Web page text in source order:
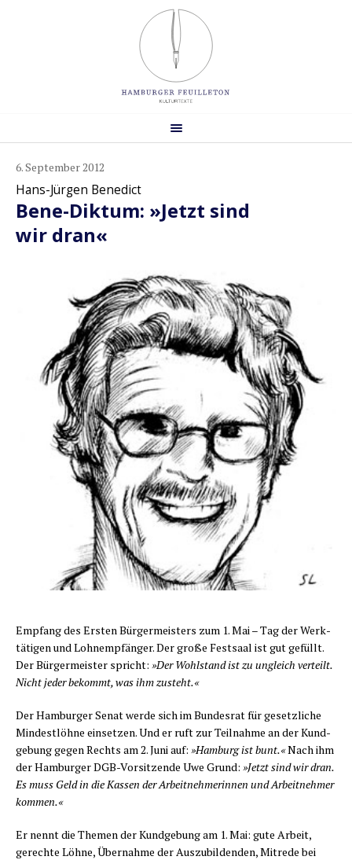
6. September 2012
Hans-Jürgen Benedict
Bene-Diktum: »Jetzt sind
wir dran«
Empfang des Ers­ten Bür­ger­meis­ters zum 1. Mai – Tag der Werk­
tä­ti­gen und Lohn­emp­fän­ger. Der gro­ße Fest­saal ist gut gefüllt.
Der Bür­ger­meis­ter spricht: »Der Wohl­stand ist zu ungleich ver­teilt.
Nicht jeder bekommt, was ihm zusteht.«
Der Ham­bur­ger Senat wer­de sich im Bun­des­rat für gesetz­li­che
Min­dest­löh­ne ein­set­zen. Und er ruft zur Teil­nah­me an der Kund­
ge­bung gegen Rechts am 2. Juni auf: »Ham­burg ist bunt.«Nach ihm
der Ham­bur­ger DGB-Vor­sit­zen­de Uwe Grund: »Jetzt sind wir dran.
Es muss Geld in die Kas­sen der Arbeit­neh­me­rin­nen und Arbeit­neh­mer
kommen.«
Er nennt die The­men der Kund­ge­bung am 1. Mai: gute Arbeit,
gerech­te Löh­ne, Über­nah­me der Aus­zu­bil­den­den, Mit­re­de bei